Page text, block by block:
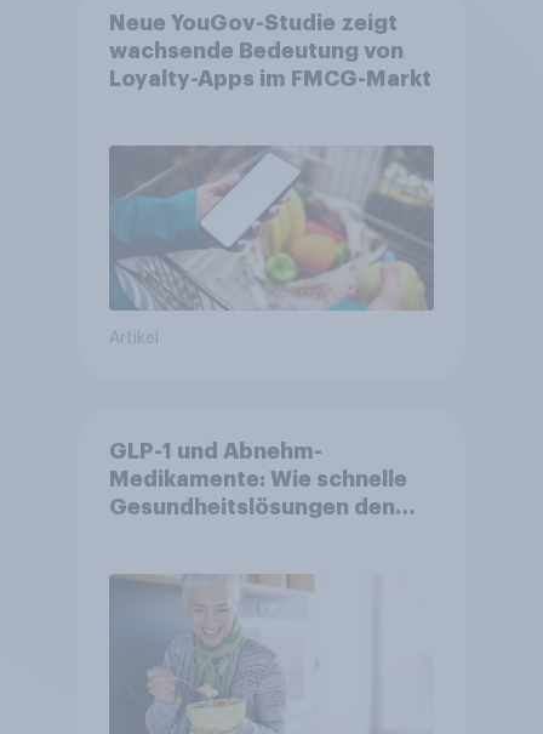
Neue YouGov-Studie zeigt
wachsende Bedeutung von
Loyalty-Apps im FMCG-Markt
Artikel
GLP-1 und Abnehm-
Medikamente: Wie schnelle
Gesundheitslösungen den